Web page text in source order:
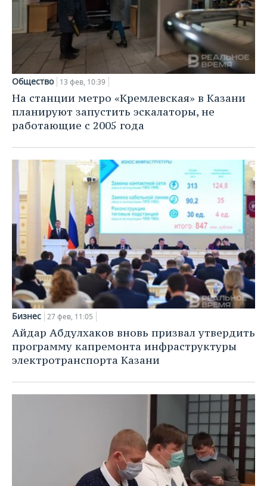
Общество 13 фев, 10:39
На станции метро «Кремлевская» в Казани
планируют запустить эскалаторы, не
работающие с 2005 года
Бизнес 27 фев, 11:05
Айдар Абдулхаков вновь призвал утвердить
программу капремонта инфраструктуры
электротранспорта Казани